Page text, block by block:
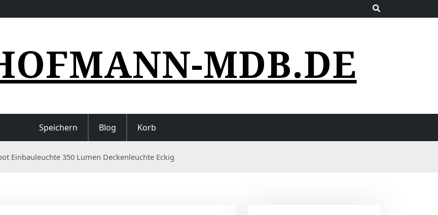
MDB.DE
Speichern Blog Korb
Einbauleuchte 350 Lumen Deckenleuchte Eckig